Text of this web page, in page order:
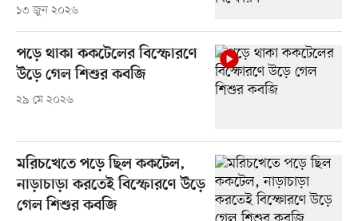
১৩ জুন ২০২৬
পড়ে থাকা ককটেলের বিস্ফোরণে
উড়ে গেল শিশুর কবজি
২৯ মে ২০২৬
মরিচখেতে পড়ে ছিল ককটেল,
নাড়াচাড়া করতেই বিস্ফোরণে উড়ে
গেল শিশুর কবজি